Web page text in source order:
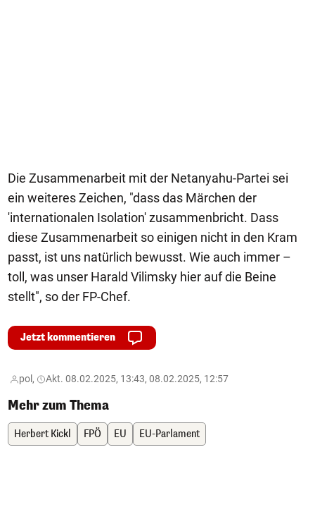
Die Zusammenarbeit mit der Netanyahu-Partei sei
ein weiteres Zeichen, "dass das Märchen der
'internationalen Isolation' zusammenbricht. Dass
diese Zusammenarbeit so einigen nicht in den Kram
passt, ist uns natürlich bewusst. Wie auch immer –
toll, was unser Harald Vilimsky hier auf die Beine
stellt", so der FP-Chef.
Jetzt kommentieren
pol, Akt. 08.02.2025, 13:43, 08.02.2025, 12:57
Mehr zum Thema
Herbert Kickl FPÖ EU EU-Parlament